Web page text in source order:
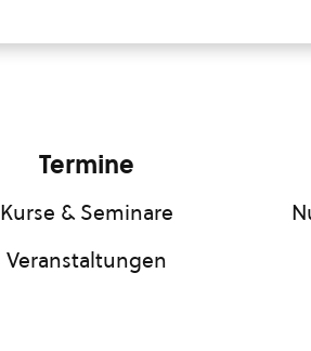
Termine
Kurse & Seminare
Veranstaltungen